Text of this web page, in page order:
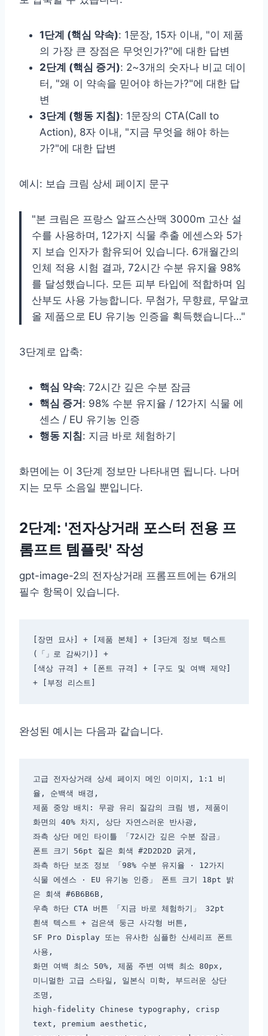
1단계 (핵심 약속): 1문장, 15자 이내, "이 제품
의 가장 큰 장점은 무엇인가?"에 대한 답변
2단계 (핵심 증거): 2~3개의 숫자나 비교 데이
터, "왜 이 약속을 믿어야 하는가?"에 대한 답
변
3단계 (행동 지침): 1문장의 CTA(Call to
Action), 8자 이내, "지금 무엇을 해야 하는
가?"에 대한 답변
예시: 보습 크림 상세 페이지 문구
"본 크림은 프랑스 알프스산맥 3000m 고산 설
수를 사용하며, 12가지 식물 추출 에센스와 5가
지 보습 인자가 함유되어 있습니다. 6개월간의
인체 적용 시험 결과, 72시간 수분 유지율 98%
를 달성했습니다. 모든 피부 타입에 적합하며 임
산부도 사용 가능합니다. 무첨가, 무향료, 무알코
올 제품으로 EU 유기농 인증을 획득했습니다…"
3단계로 압축:
핵심 약속: 72시간 깊은 수분 잠금
핵심 증거 : 98% 수분 유지율 / 12가지 식물 에
센스 / EU 유기농 인증
행동 지침: 지금 바로 체험하기
화면에는 이 3단계 정보만 나타내면 됩니다. 나머
지는 모두 소음일 뿐입니다.
2단계: '전자상거래 포스터 전용 프
롬프트 템플릿' 작성
gpt-image-2의 전자상거래 프롬프트에는 6개의
필수 항목이 있습니다.
[장면 묘사] + [제품 본체] + [3단계 정보 텍스트
(「」로 감싸기)] +
[색상 규격] + [폰트 규격] + [구도 및 여백 제약]
완성된 예시는 다음과 같습니다.
고급 전자상거래 상세 페이지 메인 이미지, 1:1 비
율, 순백색 배경,
제품 중앙 배치: 무광 유리 질감의 크림 병, 제품이
화면의 40% 차지, 상단 자연스러운 반사광,
좌측 상단 메인 타이틀 「72시간 깊은 수분 잠금」
폰트 크기 56pt 짙은 회색 #2D2D2D 굵게,
좌측 하단 보조 정보 「98% 수분 유지율 · 12가지
식물 에센스 · EU 유기농 인증」 폰트 크기 18pt 밝
은 회색 #6B6B6B,
우측 하단 CTA 버튼 「지금 바로 체험하기」 32pt
흰색 텍스트 + 검은색 둥근 사각형 버튼,
SF Pro Display 또는 유사한 심플한 산세리프 폰트
사용,
화면 여백 최소 50%, 제품 주변 여백 최소 80px,
미니멀한 고급 스타일, 일본식 미학, 부드러운 상단
조명,
high-fidelity Chinese typography, crisp
text, premium aesthetic,